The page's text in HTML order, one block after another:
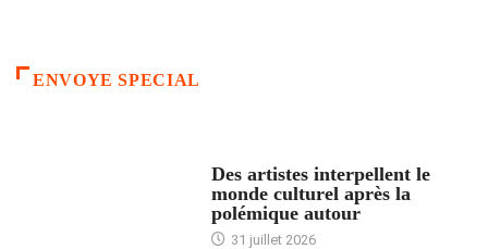
ENVOYE SPECIAL
Des artistes interpellent le
monde culturel après la
polémique autour
31 juillet 2026